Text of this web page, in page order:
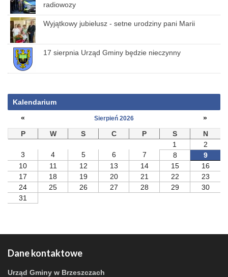
radiowozy
Wyjątkowy jubielusz - setne urodziny pani Marii
17 sierpnia Urząd Gminy będzie nieczynny
Kalendarium
«
Sierpień 2026
»
P
W S C P S
N
1
2
3
4 5 6 7 8
9
10
11 12 13 14 15
16
17
18 19 20 21 22
23
24
25 26 27 28 29
30
31
Dane kontaktowe
Urząd Gminy w Brzeszczach